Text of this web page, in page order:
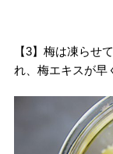
【3】梅は凍らせ
れ、梅エキスが早